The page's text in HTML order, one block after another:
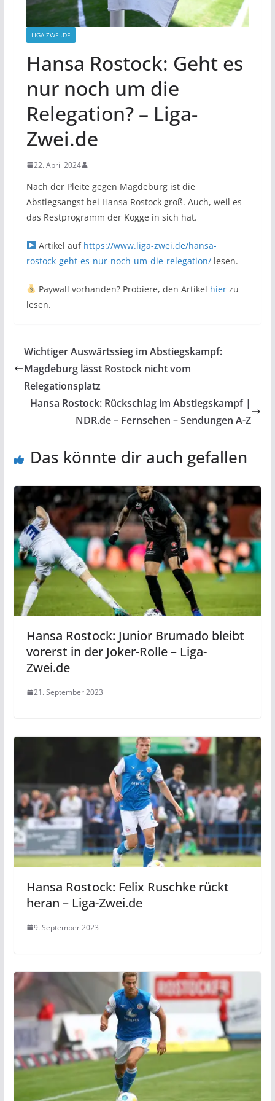
LIGA-ZWEI.DE
Hansa Rostock: Geht es
nur noch um die
Relegation? – Liga-
Zwei.de
22. April 2024
Nach der Pleite gegen Magdeburg ist die
Abstiegsangst bei Hansa Rostock groß. Auch, weil es
das Restprogramm der Kogge in sich hat.
Artikel auf https://www.liga-zwei.de/hansa-
rostock-geht-es-nur-noch-um-die-relegation/lesen.
Paywall vorhanden? Probiere, den Artikel hierzu
lesen.
Wichtiger Auswärtssieg im Abstiegskampf:
Magdeburg lässt Rostock nicht vom
Relegationsplatz
Hansa Rostock: Rückschlag im Abstiegskampf |
NDR.de – Fernsehen – Sendungen A-Z
Das könnte dir auch gefallen
Hansa Rostock: Junior Brumado bleibt
vorerst in der Joker-Rolle – Liga-
Zwei.de
21. September 2023
Hansa Rostock: Felix Ruschke rückt
heran – Liga-Zwei.de
9. September 2023